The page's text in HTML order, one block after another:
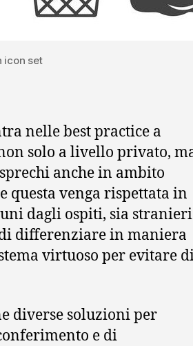
icon set
nelle best practice a
solo a livello privato,
anche in ambito
questa venga rispettata in
dagli ospiti, sia stranieri
differenziare in maniera
virtuoso per evitare
diverse soluzioni per
e di